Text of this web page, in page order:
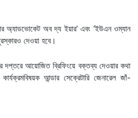
অ্যাডভোকেট অব দ্য ইয়ার’ এবং ‘ইউএন ওম্যান
দেওয়া হবে।
দপ্তরে আয়োজিত ব্রিফিংয়ে বক্তব্য দেওয়ার কথা
আন্ডার সেক্রেটারি জেনারেল জাঁ-